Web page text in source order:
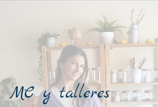
MC y talleres